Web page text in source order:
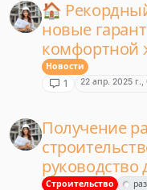
🏠
новые
комфортной
Новости
1 22 апр. 2025 г.,
Получение
руководство
Строительство